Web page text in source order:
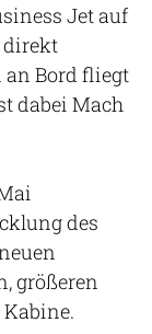
Jet auf
direkt
an Bord fliegt
dabei Mach
des
größeren